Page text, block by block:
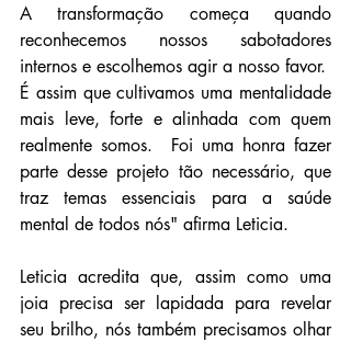
A transformação começa quando
reconhecemos nossos sabotadores
internos e escolhemos agir a nosso favor.
É assim que cultivamos uma mentalidade
mais leve, forte e alinhada com quem
realmente somos.  Foi uma honra fazer
parte desse projeto tão necessário, que
traz temas essenciais para a saúde
mental de todos nós" afirma Leticia.
Leticia acredita que, assim como uma
joia precisa ser lapidada para revelar
seu brilho, nós também precisamos olhar